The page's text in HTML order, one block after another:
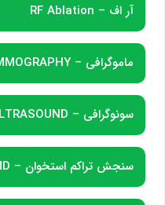
آر اف – RF Ablation
ماموگرافی – MAMMOGRAPHY
سونوگرافی – ULTRASOUND
سنجش تراکم استخوان – BMD